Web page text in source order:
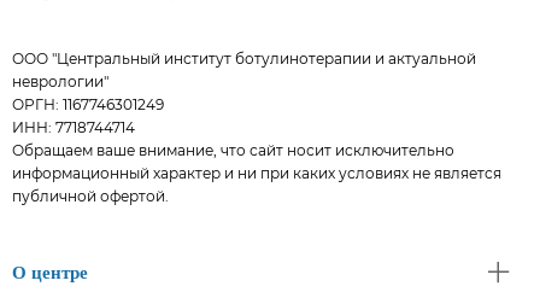
ООО "Центральный институт ботулинотерапии и актуальной
неврологии"
ОРГН: 1167746301249
ИНН: 7718744714
Обращаем ваше внимание, что сайт носит исключительно
информационный характер и ни при каких условиях не является
публичной офертой.
О центре